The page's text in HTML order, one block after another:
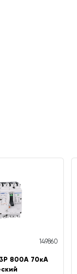
149860
800А 70кА